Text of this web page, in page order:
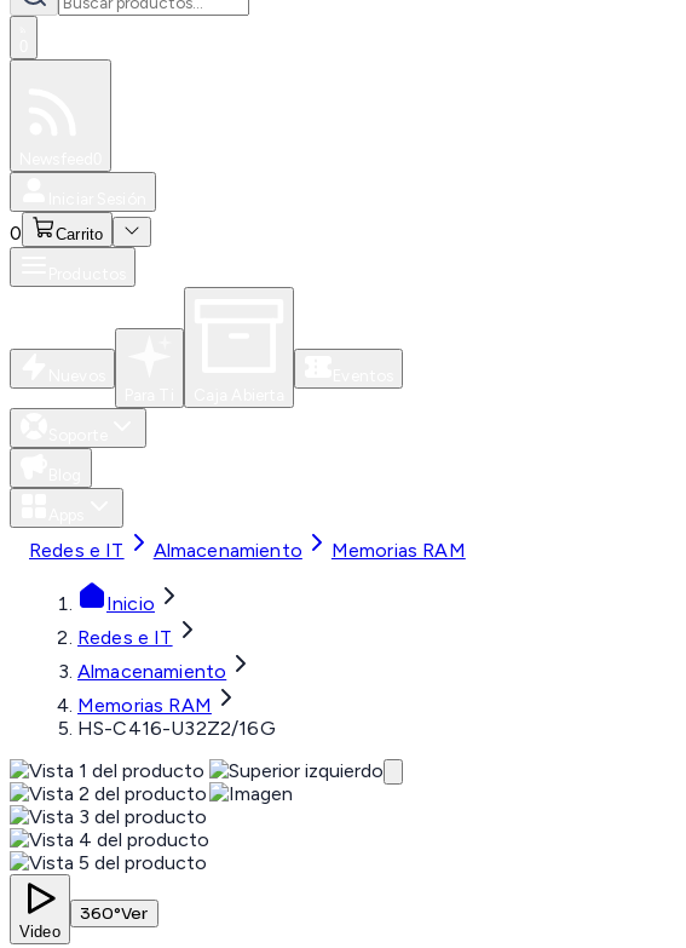
0 Carrito
Redes e IT Almacenamiento Memorias RAM
Inicio
Redes e IT
Almacenamiento
Memorias RAM
HS-C416-U32Z2/16G
Video
360°Ver